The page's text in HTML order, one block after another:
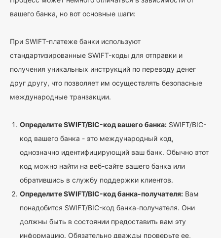
вашего банка, но вот основные шаги:
При SWIFT-платеже банки используют
стандартизированные SWIFT-коды для отправки и
получения уникальных инструкций по переводу денег
друг другу, что позволяет им осуществлять безопасные
международные транзакции.
Определите SWIFT/BIC-код вашего банка: SWIFT/BIC-
код вашего банка - это международный код,
однозначно идентифицирующий ваш банк. Обычно этот
код можно найти на веб-сайте вашего банка или
обратившись в службу поддержки клиентов.
Определите SWIFT/BIC-код банка-получателя: Вам
понадобится SWIFT/BIC-код банка-получателя. Они
должны быть в состоянии предоставить вам эту
информацию. Обязательно дважды проверьте ее,